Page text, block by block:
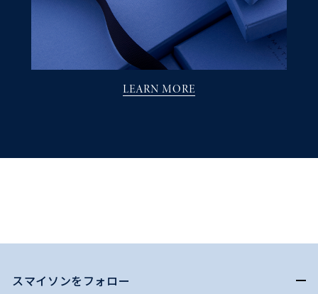
LEARN MORE
スマイソンをフォロー